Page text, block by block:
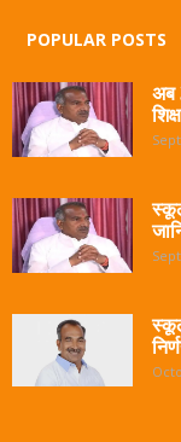
POPULAR POSTS
अब